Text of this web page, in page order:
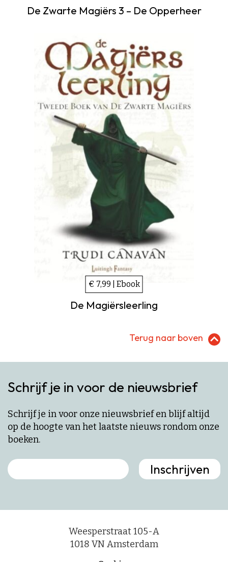
De Zwarte Magiërs 3 – De Opperheer
€ 7,99 | Ebook
De Magiërsleerling
Terug naar boven
Schrijf je in voor de nieuwsbrief
Schrijf je in voor onze nieuwsbrief en blijf altijd
op de hoogte van het laatste nieuws rondom onze
boeken.
Weesperstraat 105-A
1018 VN Amsterdam